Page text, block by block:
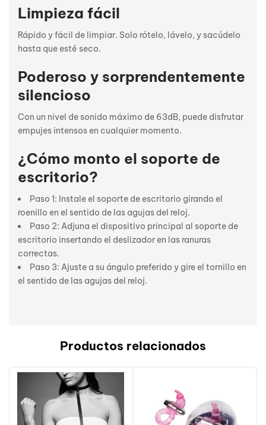
Limpieza fácil
Rápido y fácil de limpiar. Solo rótelo, lávelo, y sacúdelo
hasta que esté seco.
Poderoso y sorprendentemente
silencioso
Con un nivel de sonido máximo de 63dB, puede disfrutar
empujes intensos en cualquier momento.
¿Cómo monto el soporte de
escritorio?
Paso 1: Instale el soporte de escritorio girando el
roenillo en el sentido de las agujas del reloj.
Paso 2: Adjuna el dispositivo principal al soporte de
escritorio insertando el deslizador en las ranuras
correctas.
Paso 3: Ajuste a su ángulo preferido y gire el tornillo en
el sentido de las agujas del reloj.
Productos relacionados